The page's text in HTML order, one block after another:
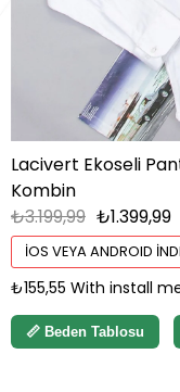
Lacivert Ekoseli
Kombin
₺3.199,99 ₺1.399,99
İOS VEYA ANDROID
₺155,55 With install
📏 Beden Tablosu